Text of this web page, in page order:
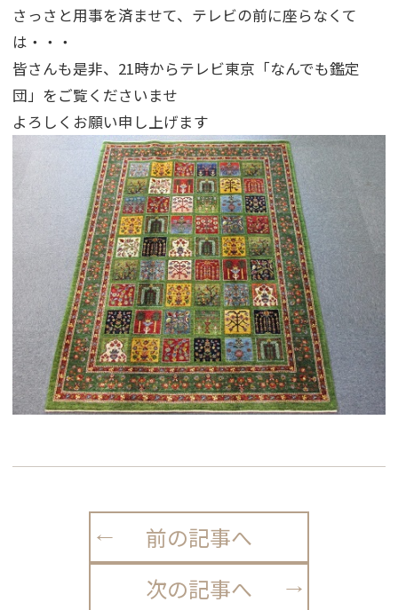
さっさと用事を済ませて、テレビの前に座らなくて
は・・・
皆さんも是非、21時からテレビ東京「なんでも鑑定
団」をご覧くださいませ
よろしくお願い申し上げます
前の記事へ
次の記事へ